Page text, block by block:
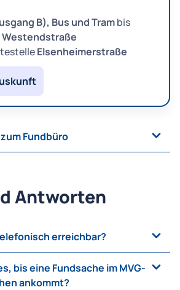
geschlossen
geschlossen
B), Bus und Trambis
Westendstraße
Elsenheimerstraße
Fundbüro
Antworten
erreichbar?
(siehe Infobox).
bis eine Fundsache im MVG-
ankommt?